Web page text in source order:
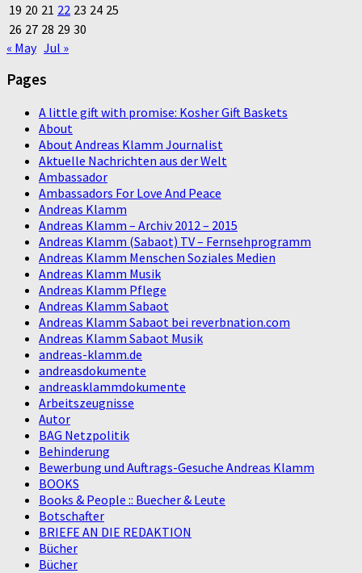
19 20 21 22 23 24 25
26 27 28 29 30
« May Jul »
Pages
A little gift with promise: Kosher Gift Baskets
About
About Andreas Klamm Journalist
Aktuelle Nachrichten aus der Welt
Ambassador
Ambassadors For Love And Peace
Andreas Klamm
Andreas Klamm – Archiv 2012 – 2015
Andreas Klamm (Sabaot) TV – Fernsehprogramm
Andreas Klamm Menschen Soziales Medien
Andreas Klamm Musik
Andreas Klamm Pflege
Andreas Klamm Sabaot
Andreas Klamm Sabaot bei reverbnation.com
Andreas Klamm Sabaot Musik
andreas-klamm.de
andreasdokumente
andreasklammdokumente
Arbeitszeugnisse
Autor
BAG Netzpolitik
Behinderung
Bewerbung und Auftrags-Gesuche Andreas Klamm
BOOKS
Books & People :: Buecher & Leute
Botschafter
BRIEFE AN DIE REDAKTION
Bücher
Bücher